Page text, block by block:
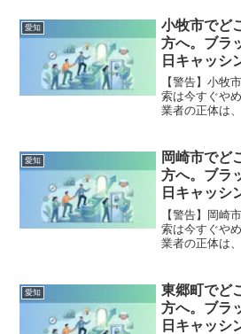
す。名古屋市
金地獄から抜
実な解決策を
愛知
小牧市でど
方へ。ブラ
日キャッシ
策
【警告】小牧
索は今すぐや
業者の正体は
市で違法業者
出した方々の
全公開。
愛知
岡崎市でど
方へ。ブラ
日キャッシ
策
【警告】岡崎
索は今すぐや
業者の正体は
市で違法業者
出した方々の
全公開。
愛知
東郷町でど
方へ。ブラ
日キャッシ